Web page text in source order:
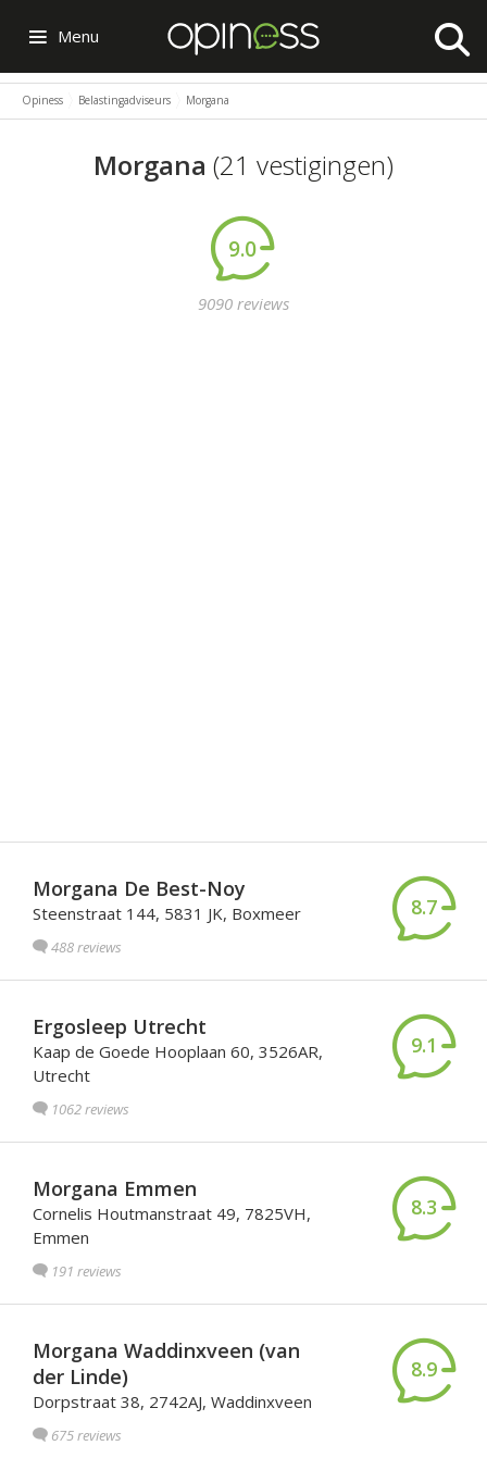
Menu
Opiness Belastingadviseurs Morgana
Morgana (21 vestigingen)
9.0
9090 reviews
Morgana De Best-Noy
Steenstraat 144, 5831 JK, Boxmeer
488 reviews
8.7
Ergosleep Utrecht
Kaap de Goede Hooplaan 60, 3526AR,
Utrecht
1062 reviews
9.1
Morgana Emmen
Cornelis Houtmanstraat 49, 7825VH,
Emmen
191 reviews
8.3
Morgana Waddinxveen (van
der Linde)
Dorpstraat 38, 2742AJ, Waddinxveen
675 reviews
8.9